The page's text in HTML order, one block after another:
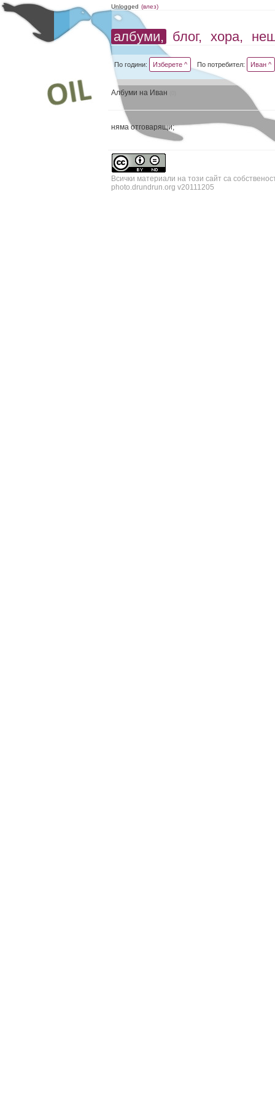
Unlogged (влез)
албуми, блог, хора,
По години: Изберете ^ По потребител: Иван ^
Албуми на Иван
няма отговарящи;
Всички материали на този сайт са
photo.drundrun.org v20111205